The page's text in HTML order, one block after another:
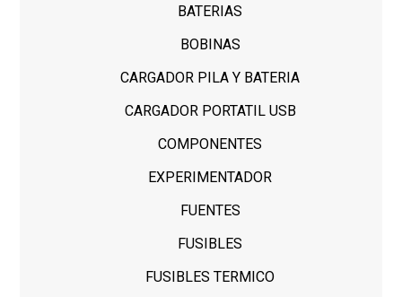
BATERIAS
BOBINAS
CARGADOR PILA Y BATERIA
CARGADOR PORTATIL USB
COMPONENTES
EXPERIMENTADOR
FUENTES
FUSIBLES
FUSIBLES TERMICO